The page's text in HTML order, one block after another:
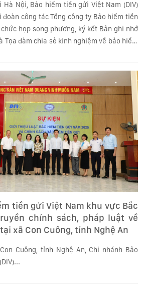
Hà Nội, Bảo hiểm tiền gửi Việt Nam (DIV)
công tác Tổng công ty Bảo hiểm tiền
họp song phương, ký kết Bản ghi nhớ
Tọa đàm chia sẻ kinh nghiệm về bảo hiểm
tiền gửi Việt Nam khu vực Bắc
chính sách, pháp luật về
xã Con Cuông, tỉnh Nghệ An
Cuông, tỉnh Nghệ An, Chi nhánh Bảo